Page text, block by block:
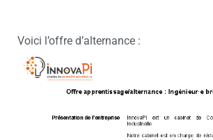
Voici l’offre d’alternance :